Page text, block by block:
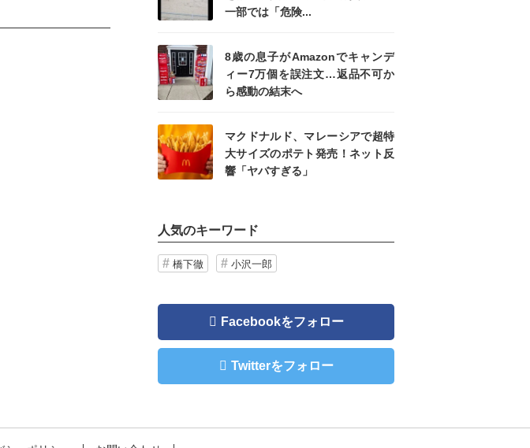
一部では「危険...
8歳の息子がAmazonでキャンデ
ィー7万個を誤注文…返品不可か
ら感動の結末へ
マクドナルド、マレーシアで超特
大サイズのポテト発売！ネット反
響「ヤバすぎる」
人気のキーワード
橋下徹 小沢一郎
Facebookをフォロー
Twitterをフォロー